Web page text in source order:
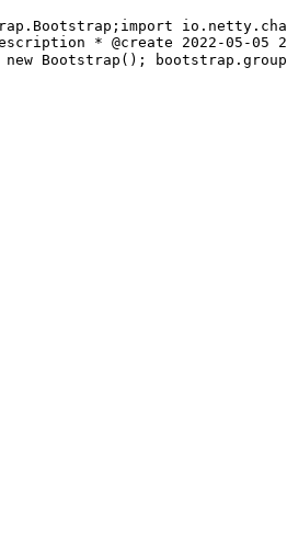
import
* @create 2022-05-05
Bootstrap();